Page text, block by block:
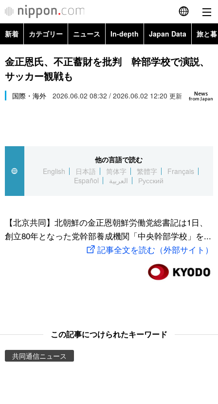
English
简体字
Русский
カテゴリー
経済・ビジネス
国際
文化
トップ
アーカイブ
In-depth
Japan Data
動画/Live
新着 カテゴリー ニュース In-depth Japan Data 旅と
政治・外交
経済・ビジネス
スポーツ・東京2020
Topics
金正恩氏、不正蓄財を批判 幹部学校で演説、
サッカー観戦も
News
from Japan
国際・海外 2026.06.02 08:32 / 2026.06.02 12:20 更新
他の言語で読む
English
日本語 简体字 繁體字
Français
Español
العربية Русский
【北京共同】北朝鮮の金正恩朝鮮労働党総書記は1日、
創立80年となった党幹部養成機関「中央幹部学校」を...
記事全文を読む（外部サイト）
この記事につけられたキーワード
共同通信ニュース